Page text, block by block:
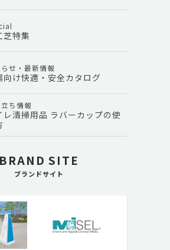
芝特集
せ・最新情報
向け快適・安全カタログ
ち情報
レ清掃用品 ラバーカップの使
BRAND SITE
ブランドサイト